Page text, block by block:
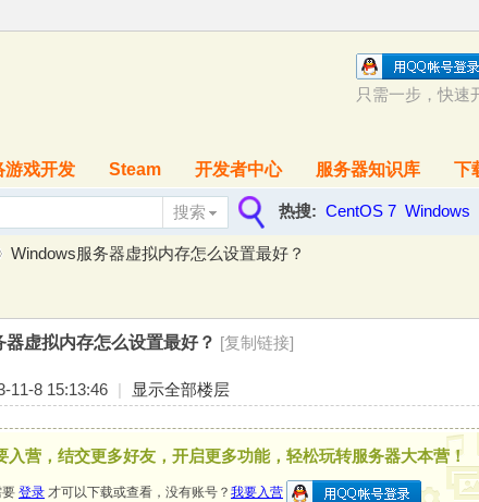
只需一步，快速
游戏开发 Steam 开发者中心 服务器知识库 下
搜索
搜
索
热搜: CentOS 7 Windows
Windows服务器虚拟内存怎么设置最好？
虚拟内存怎么设置最好？ [复制链接]
11-8 15:13:46 | 显示全部楼层
入营，结交更多好友，开启更多功能，轻松玩转服务器大本营！
登录 才可以下载或查看，没有账号？ 我要入营